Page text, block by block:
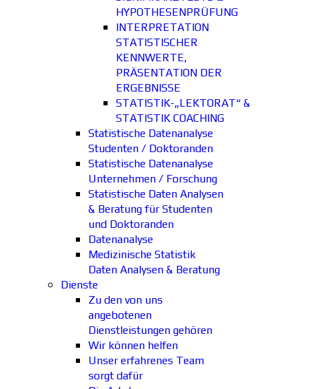
HYPOTHESENPRÜFUNG
INTERPRETATION
STATISTISCHER
KENNWERTE,
PRÄSENTATION DER
ERGEBNISSE
STATISTIK-„LEKTORAT“ &
STATISTIK COACHING
Statistische Datenanalyse
Studenten / Doktoranden
Statistische Datenanalyse
Unternehmen / Forschung
Statistische Daten Analysen
& Beratung für Studenten
und Doktoranden
Datenanalyse
Medizinische Statistik
Daten Analysen & Beratung
Dienste
Zu den von uns
angebotenen
Dienstleistungen gehören
Wir können helfen
Unser erfahrenes Team
sorgt dafür